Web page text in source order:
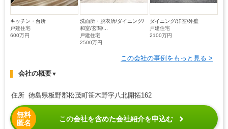
キッチン・台所
戸建住宅
600万円
洗面所・脱衣所/ダイニング/
和室/玄関/...
戸建住宅
2500万円
ダイニング/洋室/外壁
戸建住宅
2100万円
この会社の事例をもっと見る >
会社の概要▼
住所 徳島県板野郡松茂町笹木野字八北開拓162
無料
匿名
この会社を含めた会社紹介を申込む